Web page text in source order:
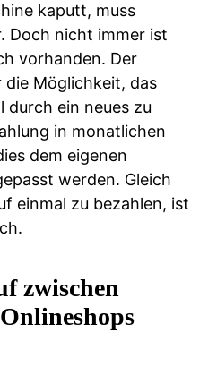
kaputt, muss
Doch nicht immer ist
vorhanden. Der
Möglichkeit, das
durch ein neues zu
in monatlichen
dem eigenen
werden. Gleich
einmal zu bezahlen, ist
zwischen